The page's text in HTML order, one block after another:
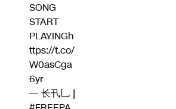
SONG
START
PLAYINGh
ttps://t.co/
W0asCga
6yr
— 长卂乚 |